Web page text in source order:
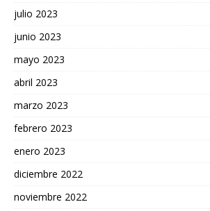
julio 2023
junio 2023
mayo 2023
abril 2023
marzo 2023
febrero 2023
enero 2023
diciembre 2022
noviembre 2022